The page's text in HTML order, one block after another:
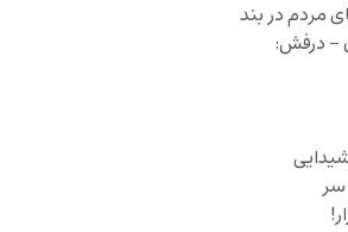
مردم در بند
– درفش:
سر